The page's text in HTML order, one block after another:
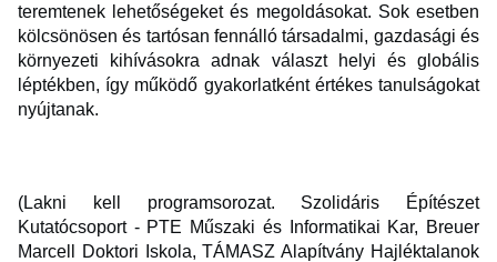
teremtenek lehetőségeket és megoldásokat. Sok esetben
kölcsönösen és tartósan fennálló társadalmi, gazdasági és
környezeti kihívásokra adnak választ helyi és globális
léptékben, így működő gyakorlatként értékes tanulságokat
nyújtanak.
(Lakni kell programsorozat. Szolidáris Építészet
Kutatócsoport - PTE Műszaki és Informatikai Kar, Breuer
Marcell Doktori Iskola, TÁMASZ Alapítvány Hajléktalanok